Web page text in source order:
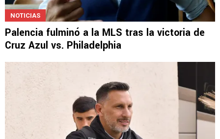
Palencia fulminó a la MLS tras la victoria de
Cruz Azul vs. Philadelphia